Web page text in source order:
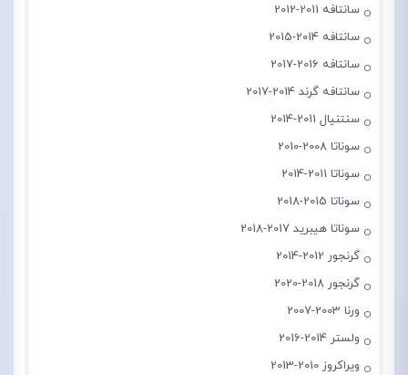
سانتافه 2011-2012
سانتافه 2014-2015
سانتافه 2016-2017
سانتافه گرند 2014-2017
سنتنیال 2011-2014
سوناتا 2008-2010
سوناتا 2011-2014
سوناتا 2015-2018
سوناتا هیبرید 2017-2018
گرنجور 2012-2014
گرنجور 2018-2020
ورنا 2003-2007
ولستر 2014-2016
ویراکروز 2010-2013